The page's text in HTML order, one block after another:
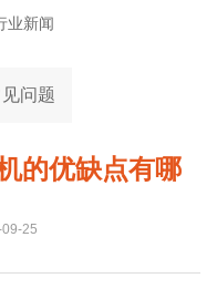
业新闻
问题
的优缺点有哪
25